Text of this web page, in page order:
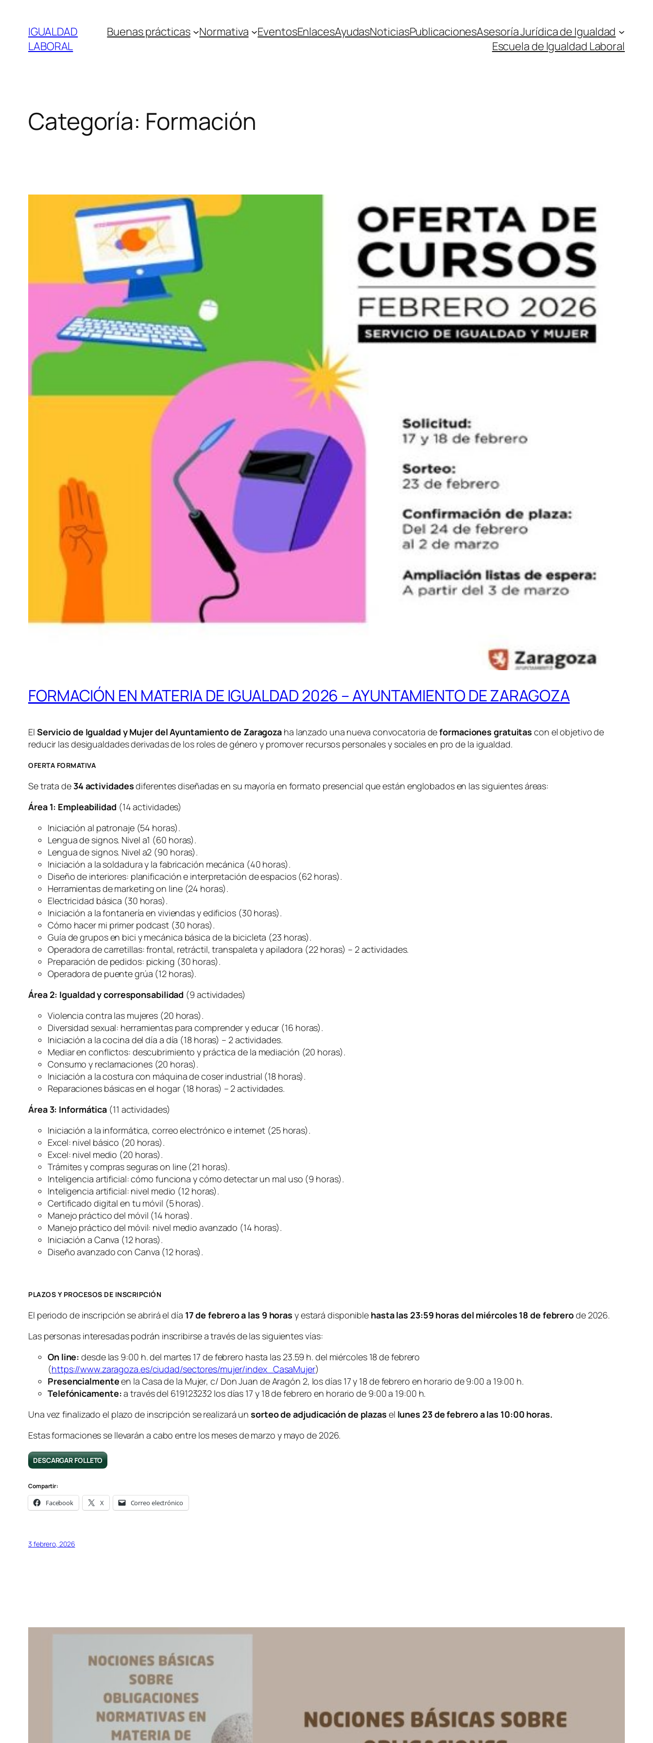
contenido
IGUALDAD
LABORAL
Buenas prácticas Normativa EventosEnlacesAyudasNoticiasPublicacionesAsesoría Jurídica de Igualdad
Escuela de Igualdad Laboral
Categoría: Formación
FORMACIÓN EN MATERIA DE IGUALDAD 2026 – AYUNTAMIENTO DE ZARAGOZA
El Servicio de Igualdad y Mujer del Ayuntamiento de Zaragoza ha lanzado una nueva convocatoria deformaciones gratuitas con el objetivo de
reducir las desigualdades derivadas de los roles de género y promover recursos personales y sociales en pro de la igualdad.
OFERTA FORMATIVA
Se trata de34 actividadesdiferentes diseñadas en su mayoría en formato presencial que están englobados en las siguientes áreas:
Área 1: Empleabilidad (14 actividades)
Iniciación al patronaje (54 horas).
Lengua de signos. Nivel a1 (60 horas).
Lengua de signos. Nivel a2 (90 horas).
Iniciación a la soldadura y la fabricación mecánica (40 horas).
Diseño de interiores: planificación e interpretación de espacios (62 horas).
Herramientas de marketing on line (24 horas).
Electricidad básica (30 horas).
Iniciación a la fontanería en viviendas y edificios (30 horas).
Cómo hacer mi primer podcast (30 horas).
Guía de grupos en bici y mecánica básica de la bicicleta (23 horas).
Operadora de carretillas: frontal, retráctil, transpaleta y apiladora (22 horas) – 2 actividades.
Preparación de pedidos: picking (30 horas).
Operadora de puente grúa (12 horas).
Área 2: Igualdad y corresponsabilidad (9 actividades)
Violencia contra las mujeres (20 horas).
Diversidad sexual: herramientas para comprender y educar (16 horas).
Iniciación a la cocina del día a día (18 horas) – 2 actividades.
Mediar en conflictos: descubrimiento y práctica de la mediación (20 horas).
Consumo y reclamaciones (20 horas).
Iniciación a la costura con máquina de coser industrial (18 horas).
Reparaciones básicas en el hogar (18 horas) – 2 actividades.
Área 3: Informática (11 actividades)
Iniciación a la informática, correo electrónico e internet (25 horas).
Excel: nivel básico (20 horas).
Excel: nivel medio (20 horas).
Trámites y compras seguras on line (21 horas).
Inteligencia artificial: cómo funciona y cómo detectar un mal uso (9 horas).
Inteligencia artificial: nivel medio (12 horas).
Certificado digital en tu móvil (5 horas).
Manejo práctico del móvil (14 horas).
Manejo práctico del móvil: nivel medio avanzado (14 horas).
Iniciación a Canva (12 horas).
Diseño avanzado con Canva (12 horas).
PLAZOS Y PROCESOS DE INSCRIPCIÓN
El periodo de inscripción se abrirá el día 17 de febrero a las 9 horas y estará disponible hasta las 23:59 horas del miércoles 18 de febrerode 2026.
Las personas interesadas podrán inscribirse a través de las siguientes vías:
On line:desde las 9:00 h. del martes 17 de febrero hasta las 23.59 h. del miércoles 18 de febrero
(https://www.zaragoza.es/ciudad/sectores/mujer/index_CasaMujer)
Presencialmenteen la Casa de la Mujer, c/ Don Juan de Aragón 2, los días 17 y 18 de febrero en horario de 9:00 a 19:00 h.
Telefónicamente:a través del 619123232 los días 17 y 18 de febrero en horario de 9:00 a 19:00 h.
Una vez finalizado el plazo de inscripción se realizará unsorteo de adjudicación de plazas el lunes 23 de febrero a las 10:00 horas.
Estas formaciones se llevarán a cabo entre los meses de marzo y mayo de 2026.
DESCARGAR FOLLETO
Compartir:
Facebook X Correo electrónico
3 febrero, 2026